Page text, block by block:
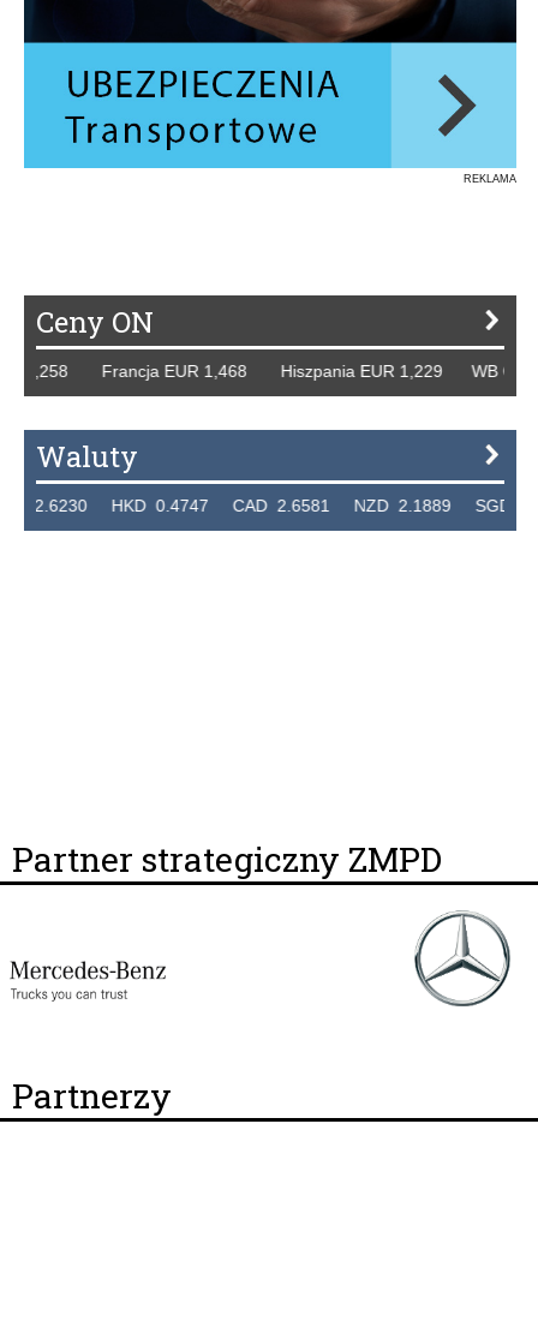
REKLAMA
Ceny ON
Francja EUR 1,468 Hiszpania EUR 1,229 WB GBP
Waluty
HKD 0.4747 CAD 2.6581 NZD 2.1889 SGD
Partner strategiczny ZMPD
Partnerzy